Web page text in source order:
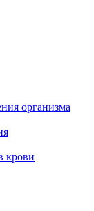
организма
крови